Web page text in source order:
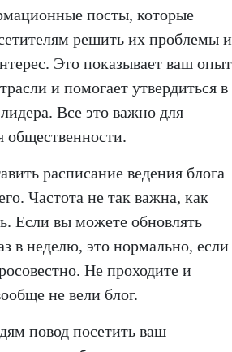
посты, которые
решить их проблемы и
Это показывает ваш опыт
и помогает утвердиться в
Все это важно для
общественности.
расписание ведения блога
Частота не так важна, как
Если вы можете обновлять
в неделю, это нормально, если
Не проходите и
не вели блог.
повод посетить ваш